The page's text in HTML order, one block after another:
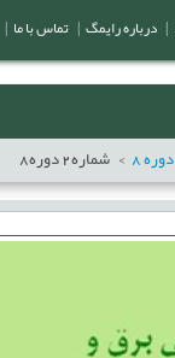
دوره8 شماره2دوره8
درباره رایمگ تماس با ما